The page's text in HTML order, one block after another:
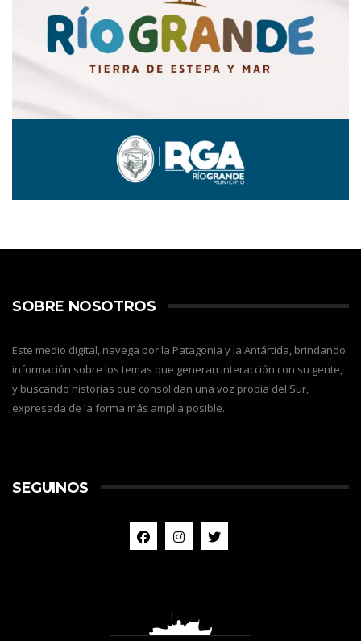
SOBRE NOSOTROS
Este medio digital, navega por la Patagonia y la Antártida, brindando
información sobre los temas que generan interacción con su gente,
y buscando historias que consolidan una voz propia del Sur,
expresada de la forma más amplia posible.
SEGUINOS